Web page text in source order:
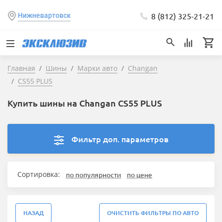
Нижневартовск 8 (812) 325-21-21
Главная Шины Марки авто
Changan
CS55 PLUS
Купить шины на Changan CS55 PLUS
Фильтр доп. параметров
Сортировка: по популярности по цене
НАЗАД ОЧИСТИТЬ ФИЛЬТРЫ ПО АВТО